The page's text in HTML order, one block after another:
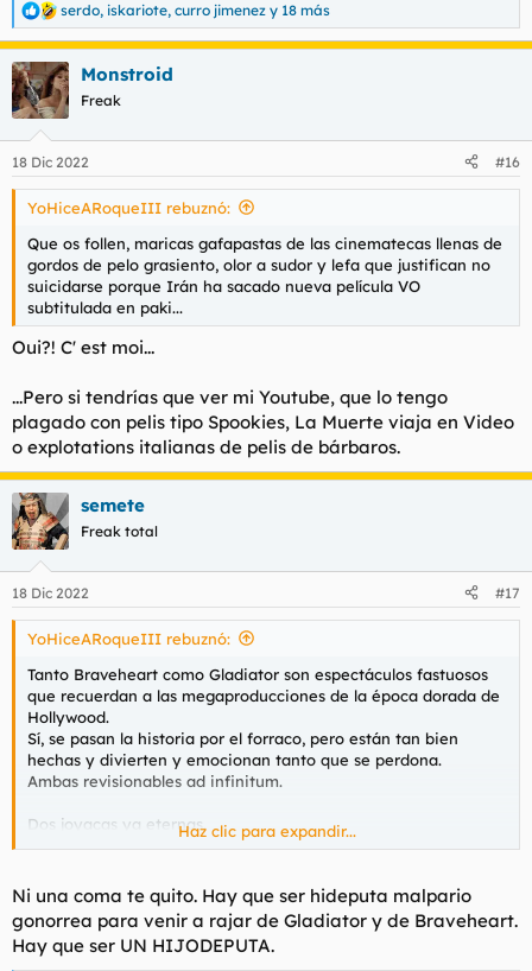
R
e
a
c
c
i
e
s
serdo, iskariote, curro jimenez y 18 más
Monstroid
Freak
18 Dic 2022 #16
YoHiceARoqueIII rebuznó:
Que os follen, maricas gafapastas de las cinematecas llenas de
gordos de pelo grasiento, olor a sudor y lefa que justifican no
suicidarse porque Irán ha sacado nueva película VO
subtitulada en paki...
Oui?! C' est moi...
...Pero si tendrías que ver mi Youtube, que lo tengo
plagado con pelis tipo Spookies, La Muerte viaja en Video
o explotations italianas de pelis de bárbaros.
semete
Freak total
18 Dic 2022 #17
YoHiceARoqueIII rebuznó:
Tanto Braveheart como Gladiator son espectáculos fastuosos
que recuerdan a las megaproducciones de la época dorada de
Hollywood.
Sí, se pasan la historia por el forraco, pero están tan bien
hechas y divierten y emocionan tanto que se perdona.
Ambas revisionables ad infinitum.
Dos joyacas ya eternas.
gordos de pelo grasiento, olor a sudor y lefa que justifican no
suicidarse porque Irán ha sacado nueva película VO
subtitulada en paki...
Haz clic para expandir...
Ni una coma te quito. Hay que ser hideputa malpario
gonorrea para venir a rajar de Gladiator y de Braveheart.
Hay que ser UN HIJODEPUTA.